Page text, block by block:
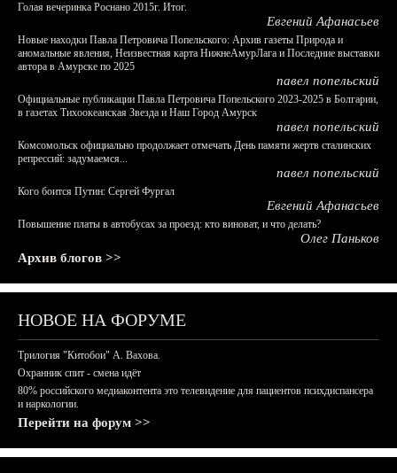
Голая вечеринка Роснано 2015г. Итог.
Евгений Афанасьев
Новые находки Павла Петровича Попельского: Архив газеты Природа и
аномальные явления, Неизвестная карта НижнеАмурЛага и Последние выставки
автора в Амурске по 2025
павел попельский
Официальные публикации Павла Петровича Попельского 2023-2025 в Болгарии,
в газетах Тихоокеанская Звезда и Наш Город Амурск
павел попельский
Комсомольск официально продолжает отмечать День памяти жертв сталинских
репрессий: задумаемся...
павел попельский
Кого боится Путин: Сергей Фургал
Евгений Афанасьев
Повышение платы в автобусах за проезд: кто виноват, и что делать?
Олег Паньков
Архив блогов >>
НОВОЕ НА ФОРУМЕ
Трилогия "Китобои" А. Вахова.
Охранник спит - смена идёт
80% российского медиаконтента это телевидение для пациентов психдиспансера
и наркологии.
Перейти на форум >>